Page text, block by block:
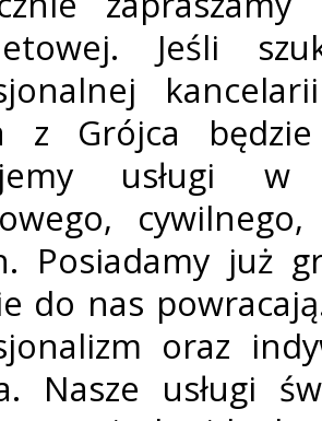
Jeśli
z Grójca
usługi w
Posiadamy już
do nas
oraz
Nasze usługi